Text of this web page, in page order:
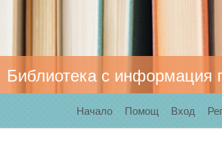
Библиотека с информация
Начало Помощ Вход